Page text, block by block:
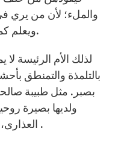
والملء؛ لأن من يري
ويعلم كمعلم وباب أوحد للخراف الناطقة.
لذلك الأم الرئيسة
بالتلمذة والتمنطق
بصبر. مثل طبيبة صالحة
العذارى، كحكيمة وحصيفة منتبهة لواجبتها .